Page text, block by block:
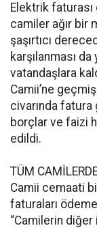
Elektrik
camiler ağır bir
şaşırtıcı
karşılanması
vatandaşlara
Camii’ne
civarında fatura
borçlar ve faizi
edildi.
TÜM
Camii cemaati
faturaları
“Camilerin diğer